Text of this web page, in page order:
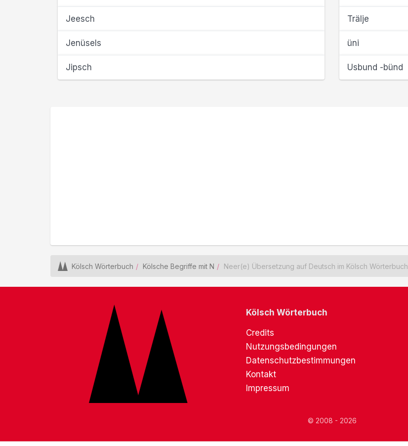
Jeesch
Jenüsels
Jipsch
Trälje
üni
Usbund -bünd
Kölsch Wörterbuch Kölsche Begriffe mit N Neer(e) Übersetzung auf Deutsch im Kölsch Wörterbuch
Kölsch Wörterbuch
Credits
Nutzungsbedingungen
Datenschutzbestimmungen
Kontakt
Impressum
© 2008 - 2026